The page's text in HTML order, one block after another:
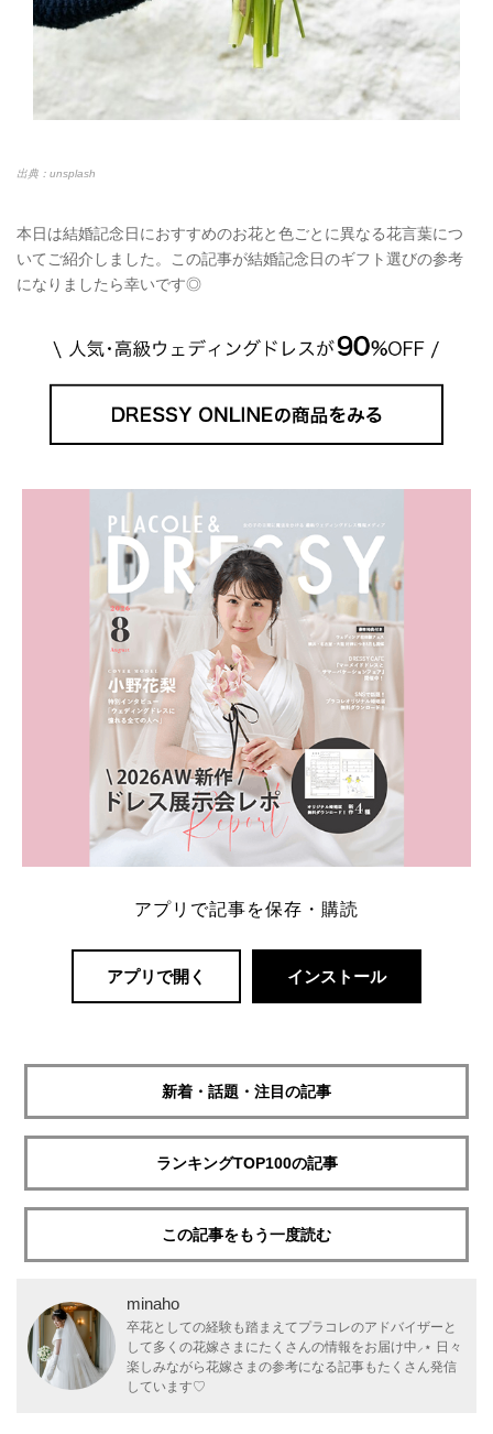
出典：unsplash
本日は結婚記念日におすすめのお花と色ごとに異なる花言葉につ
いてご紹介しました。この記事が結婚記念日のギフト選びの参考
になりましたら幸いです◎
アプリで記事を保存・購読
アプリで開く インストール
新着・話題・注目の記事
ランキングTOP100の記事
この記事をもう一度読む
minaho
卒花としての経験も踏まえてプラコレのアドバイザーと
して多くの花嫁さまにたくさんの情報をお届け中⸝⋆ 日々
楽しみながら花嫁さまの参考になる記事もたくさん発信
しています♡